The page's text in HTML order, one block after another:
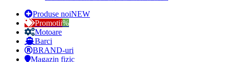
Produse noiNEW
Promotii%
Motoare
Barci
BRAND-uri
Magazin fizic